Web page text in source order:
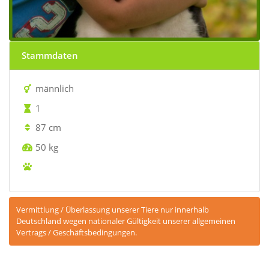
Stammdaten
männlich
1
87 cm
50 kg
Vermittlung / Überlassung unserer Tiere nur innerhalb
Deutschland wegen nationaler Gültigkeit unserer allgemeinen
Vertrags / Geschäftsbedingungen.